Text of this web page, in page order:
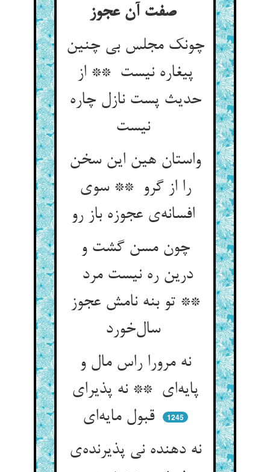
صفت آن عجوز
چونک مجلس بی چنین
پیغاره نیست ** از
حدیث پست نازل چاره
نیست
واستان هین این سخن
را از گرو ** سوی
افسانه‌ی عجوزه باز رو
چون مسن گشت و
درین ره نیست مرد
** تو بنه نامش عجوز
سال‌خورد
نه مرورا راس مال و
پایه‌ای ** نه پذیرای
قبول مایه‌ای
1245
نه دهنده نی پذیرنده‌ی